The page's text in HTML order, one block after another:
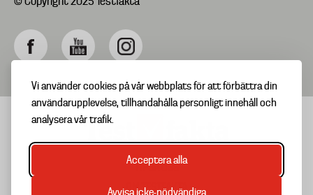
Vi använder cookies på vår webbplats för att förbättra din
användarupplevelse, tillhandahålla personligt innehåll och
analysera vår trafik.
Acceptera alla
Avvisa icke-nödvändiga
Footer
TIPSA OSS
OM TESTFAKTA